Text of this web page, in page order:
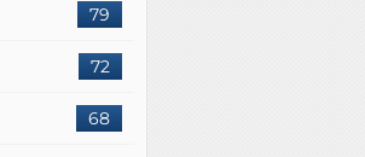
79
72
68